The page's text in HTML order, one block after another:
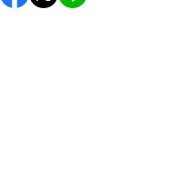
し上がりください。